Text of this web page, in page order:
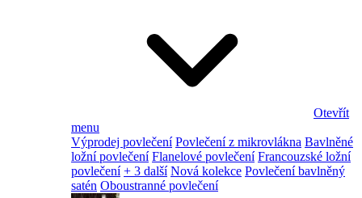
Otevřít
menu
Výprodej povlečení Povlečení z mikrovlákna Bavlněné
ložní povlečení Flanelové povlečení Francouzské ložní
povlečení + 3 další Nová kolekce Povlečení bavlněný
satén Oboustranné povlečení